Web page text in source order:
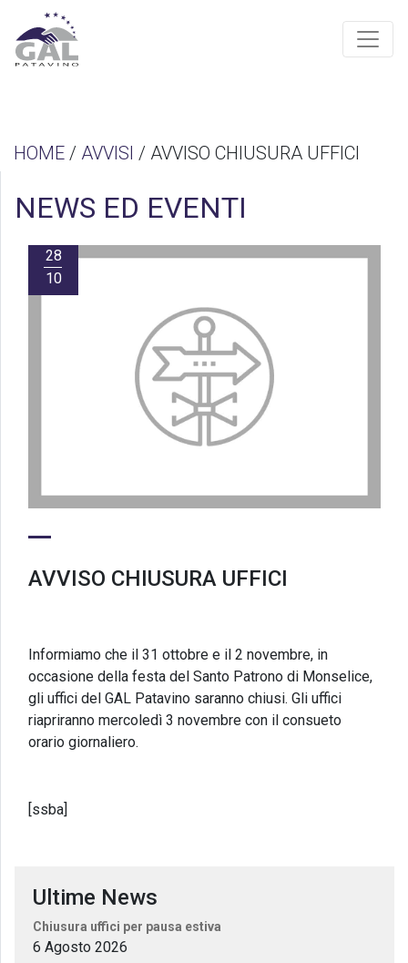
HOME / AVVISI / AVVISO CHIUSURA UFFICI
NEWS ED EVENTI
28
10
AVVISO CHIUSURA UFFICI
Informiamo che il 31 ottobre e il 2 novembre, in
occasione della festa del Santo Patrono di Monselice,
gli uffici del GAL Patavino saranno chiusi. Gli uffici
riapriranno mercoledì 3 novembre con il consueto
orario giornaliero.
[ssba]
Ultime News
Chiusura uffici per pausa estiva
6 Agosto 2026